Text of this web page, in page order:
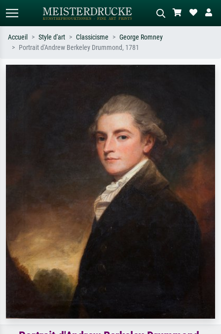
Accueil Style d'art Classicisme
George Romney
Portrait d'Andrew Berkeley Drummond, 1781